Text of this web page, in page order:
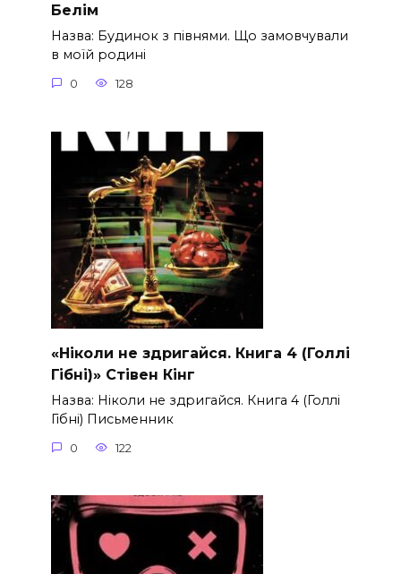
Белім
Назва: Будинок з півнями. Що замовчували
в моїй родині
0 128
«Ніколи не здригайся. Книга 4 (Голлі
Гібні)» Стівен Кінг
Назва: Ніколи не здригайся. Книга 4 (Голлі
Гібні) Письменник
0 122